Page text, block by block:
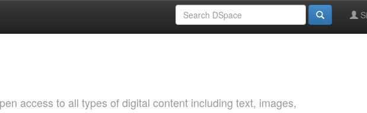
access to all types of digital content including text, images,